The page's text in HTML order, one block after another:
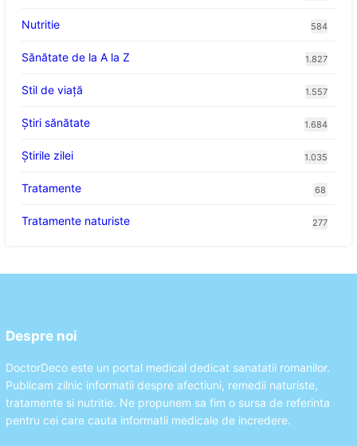
Nutritie 584
Sănătate de la A la Z 1.827
Stil de viaţă 1.557
Ştiri sănătate 1.684
Știrile zilei 1.035
Tratamente 68
Tratamente naturiste 277
Despre noi
DoctorDeco este un portal medical dedicat sanatatii romanilor.
Publicam zilnic informatii despre afectiuni, remedii naturiste,
tratamente si nutritie. Ne propunem sa fim o sursa de referinta
pentru cei care cauta informatii medicale de incredere.